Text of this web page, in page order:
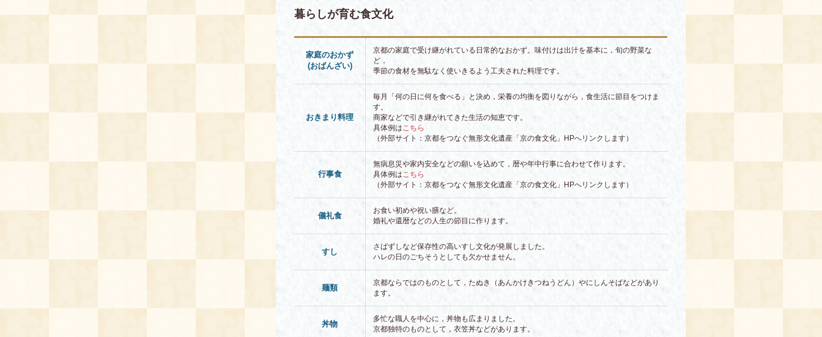
暮らしが育む食文化
家庭のおかず
(おばんざい)
京都の家庭で受け継がれている日常的なおかず。味付けは出汁を基本に，旬の野菜な
ど，
季節の食材を無駄なく使いきるよう工夫された料理です。
おきまり料理
毎月「何の日に何を食べる」と決め，栄養の均衡を図りながら，食生活に節目をつけま
す。
商家などで引き継がれてきた生活の知恵です。
具体例はこちら
（外部サイト：京都をつなぐ無形文化遺産「京の食文化」HPへリンクします）
行事食
無病息災や家内安全などの願いを込めて，暦や年中行事に合わせて作ります。
具体例はこちら
（外部サイト：京都をつなぐ無形文化遺産「京の食文化」HPへリンクします）
儀礼食
お食い初めや祝い膳など。
婚礼や還暦などの人生の節目に作ります。
すし
さばずしなど保存性の高いすし文化が発展しました。
ハレの日のごちそうとしても欠かせません。
麺類
京都ならではのものとして，たぬき（あんかけきつねうどん）やにしんそばなどがあり
ます。
丼物
多忙な職人を中心に，丼物も広まりました。
京都独特のものとして，衣笠丼などがあります。